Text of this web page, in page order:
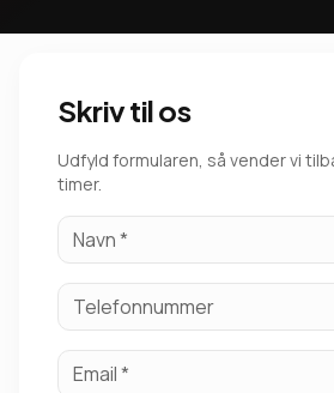
Skriv til os
Udfyld formularen, så vender vi
timer.